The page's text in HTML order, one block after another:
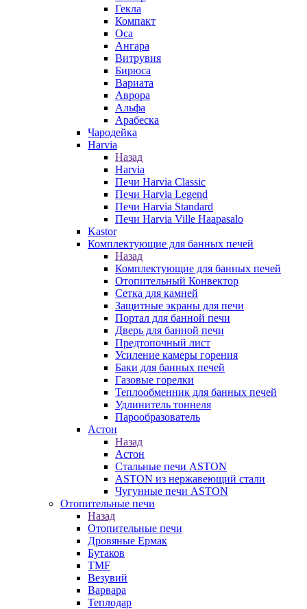
Гекла
Компакт
Оса
Ангара
Витрувия
Бирюса
Вариата
Аврора
Альфа
Арабеска
Чародейка
Harvia
Назад
Harvia
Печи Harvia Classic
Печи Harvia Legend
Печи Harvia Standard
Печи Harvia Ville Haapasalo
Kastor
Комплектующие для банных печей
Назад
Комплектующие для банных печей
Отопительный Конвектор
Сетка для камней
Защитные экраны для печи
Портал для банной печи
Дверь для банной печи
Предтопочный лист
Усиление камеры горения
Баки для банных печей
Газовые горелки
Теплообменник для банных печей
Удлинитель тоннеля
Парообразователь
Астон
Назад
Астон
Стальные печи ASTON
ASTON из нержавеющий стали
Чугунные печи ASTON
Отопительные печи
Назад
Отопительные печи
Дровяные Ермак
Бутаков
TMF
Везувий
Варвара
Теплодар